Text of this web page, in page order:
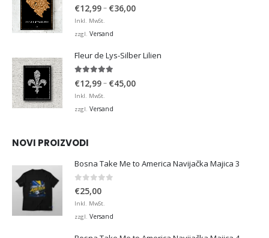
4.98von 5
€12,99– €36,00Preisspanne:
Inkl. MwSt.
zzgl. Versand
Fleur de Lys-Silber Lilien
€12,99– €45,00Preisspanne:
Inkl. MwSt.
zzgl. Versand
NOVI PROIZVODI
Bosna Take Me to America Navijačka Majica 3
0 von 5
€25,00
Inkl. MwSt.
zzgl. Versand